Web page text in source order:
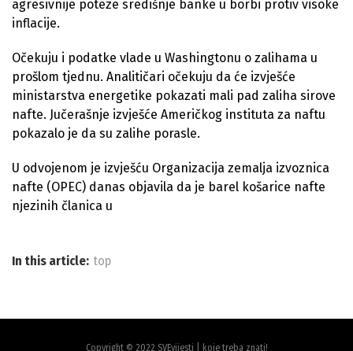
agresivnije poteze središnje banke u borbi protiv visoke
inflacije.
Očekuju i podatke vlade u Washingtonu o zalihama u
prošlom tjednu. Analitičari očekuju da će izvješće
ministarstva energetike pokazati mali pad zaliha sirove
nafte. Jučerašnje izvješće Američkog instituta za naftu
pokazalo je da su zalihe porasle.
U odvojenom je izvješću Organizacija zemalja izvoznica
nafte (OPEC) danas objavila da je barel košarice nafte
njezinih članica u
In this article: top
Copyright © 2022 SVEvijesti | koje treba znati!